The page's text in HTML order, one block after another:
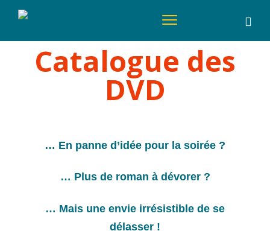
Catalogue des
DVD
… En panne d’idée pour la soirée ?
… Plus de roman à dévorer ?
… Mais une envie irrésistible de se
délasser !